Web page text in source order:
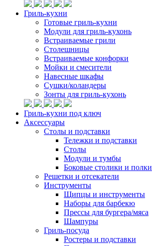
Гриль-кухни
Готовые гриль-кухни
Модули для гриль-кухонь
Встраиваемые грили
Столешницы
Встраиваемые конфорки
Мойки и смесители
Навесные шкафы
Сушки/коландеры
Зонты для гриль-кухонь
Гриль-кухни под ключ
Аксессуары
Столы и подставки
Тележки и подставки
Столы
Модули и тумбы
Боковые столики и полки
Решетки и отсекатели
Инструменты
Щипцы и инструменты
Наборы для барбекю
Прессы для бургера/мяса
Шампуры
Гриль-посуда
Ростеры и подставки